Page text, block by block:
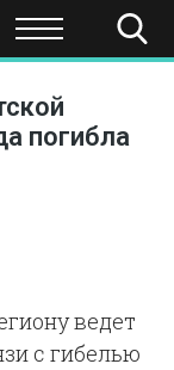
НАУКА И
погибла
ведет
с гибелью